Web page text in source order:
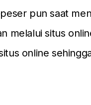
pun saat
melalui situs
online